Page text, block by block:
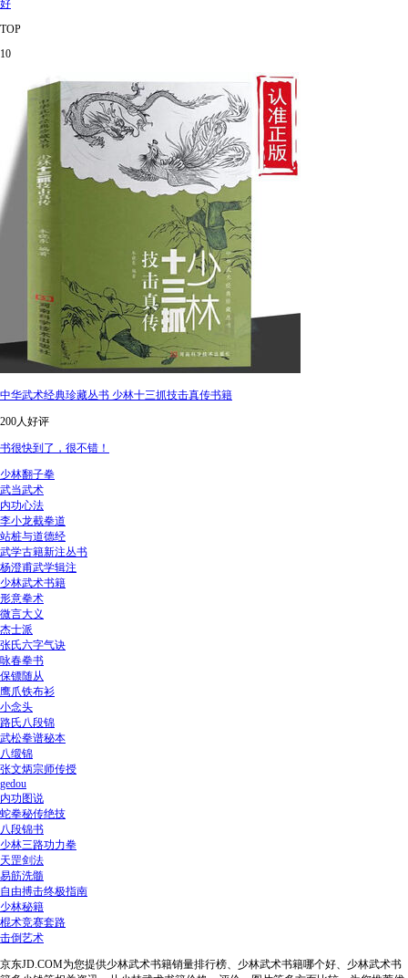
好
TOP
10
中华武术经典珍藏丛书 少林十三抓技击真传书籍
200人好评
书很快到了，很不错！
少林翻子拳
武当武术
内功心法
李小龙截拳道
站桩与道德经
武学古籍新注丛书
杨澄甫武学辑注
少林武术书籍
形意拳术
微言大义
杰士派
张氏六字气诀
咏春拳书
保镖随从
鹰爪铁布衫
小念头
路氏八段锦
武松拳谱秘本
八缎锦
张文炳宗师传授
gedou
内功图说
蛇拳秘传绝技
八段锦书
少林三路功力拳
天罡剑法
易筋洗髓
自由搏击终极指南
少林秘籍
棍术竞赛套路
击倒艺术
京东JD.COM为您提供少林武术书籍销量排行榜、少林武术书籍哪个好、少林武术书